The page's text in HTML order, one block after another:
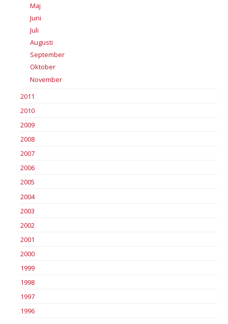
Maj
Juni
Juli
Augusti
September
Oktober
November
2011
2010
2009
2008
2007
2006
2005
2004
2003
2002
2001
2000
1999
1998
1997
1996